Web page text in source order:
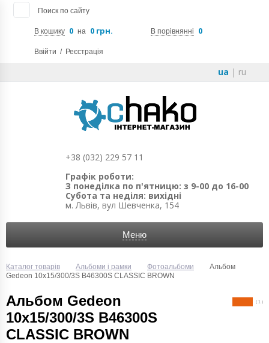
Поиск по сайту
В кошику 0 на 0 грн. В порівнянні 0
Ввійти / Реєстрація
ua | ru
+38 (032) 229 57 11
Графік роботи:
З понеділка по п'ятницю: з 9-00 до 16-00
Субота та неділя: вихідні
м. Львів, вул Шевченка, 154
Меню
Каталог товарів Альбоми і рамки Фотоальбоми
Альбом
Gedeon 10х15/300/3S B46300S CLASSIC BROWN
Альбом Gedeon
10х15/300/3S B46300S
CLASSIC BROWN
( 1 )